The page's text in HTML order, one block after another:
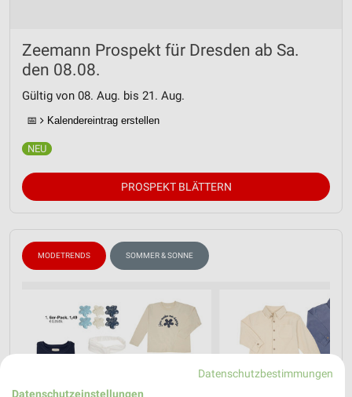
Zeemann Prospekt für Dresden ab Sa.
den 08.08.
Gültig von 08. Aug. bis 21. Aug.
📅 Kalendereintrag erstellen
PROSPEKT BLÄTTERN
MODETRENDS SOMMER & SONNE
Datenschutzbestimmungen
Datenschutzeinstellungen